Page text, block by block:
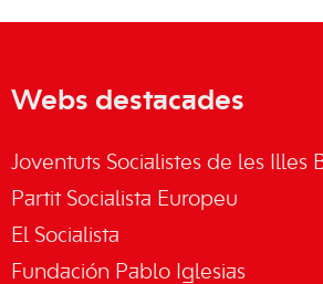
Webs destacades
Joventuts Socialistes de les Illes
Partit Socialista Europeu
El Socialista
Fundación Pablo Iglesias